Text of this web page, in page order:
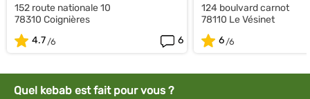
152 route nationale 10
78310 Coignières
4.7
6
124 boulvard carnot
78110 Le Vésinet
6
Quel kebab est fait pour vous ?